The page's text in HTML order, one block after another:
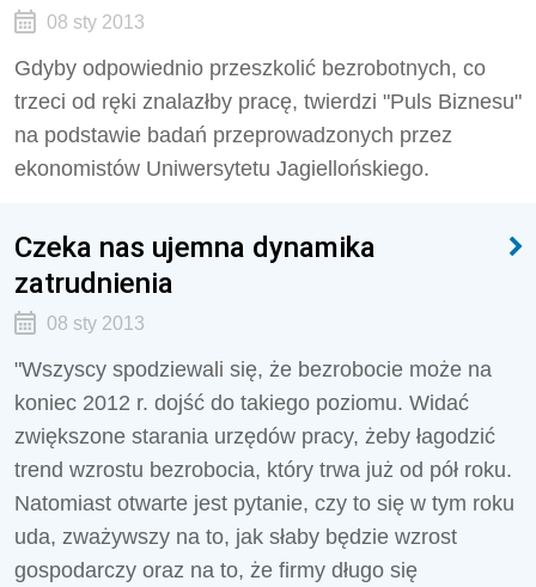
08 sty 2013
Gdyby odpowiednio przeszkolić bezrobotnych, co
trzeci od ręki znalazłby pracę, twierdzi "Puls Biznesu"
na podstawie badań przeprowadzonych przez
ekonomistów Uniwersytetu Jagiellońskiego.
Czeka nas ujemna dynamika
zatrudnienia
08 sty 2013
"Wszyscy spodziewali się, że bezrobocie może na
koniec 2012 r. dojść do takiego poziomu. Widać
zwiększone starania urzędów pracy, żeby łagodzić
trend wzrostu bezrobocia, który trwa już od pół roku.
Natomiast otwarte jest pytanie, czy to się w tym roku
uda, zważywszy na to, jak słaby będzie wzrost
gospodarczy oraz na to, że firmy długo się